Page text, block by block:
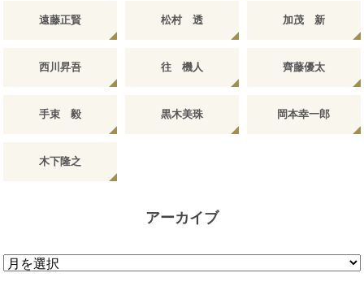
遠藤正賢 松村 透 加茂 新
西川昇吾 往 機人 齊藤優太
手束 毅 黒木美珠 岡本幸一郎
木下隆之
アーカイブ
ア